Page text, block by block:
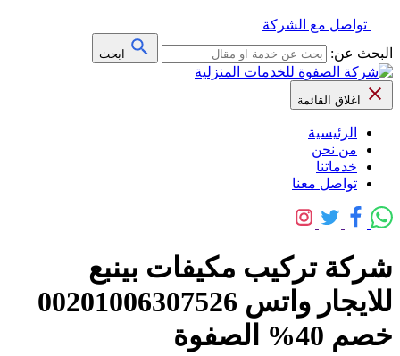
تواصل مع الشركة
البحث عن:
ابحث
اغلاق القائمة
الرئيسية
من نحن
خدماتنا
تواصل معنا
شركة تركيب مكيفات بينبع
للايجار واتس 00201006307526
خصم 40% الصفوة